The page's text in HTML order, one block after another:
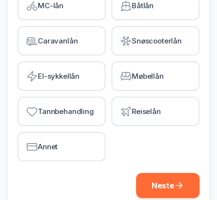
Gjeldsordning
Inkassohjelp
LÅN & KREDITT
Smålån
Lån uten sikkerhet
Kredittkort
Lån på dagen
MC-lån Båtlån
Caravanlån Snøscooterlån
El-sykkellån Møbellån
Tannbehandling Reiselån
Annet
Neste